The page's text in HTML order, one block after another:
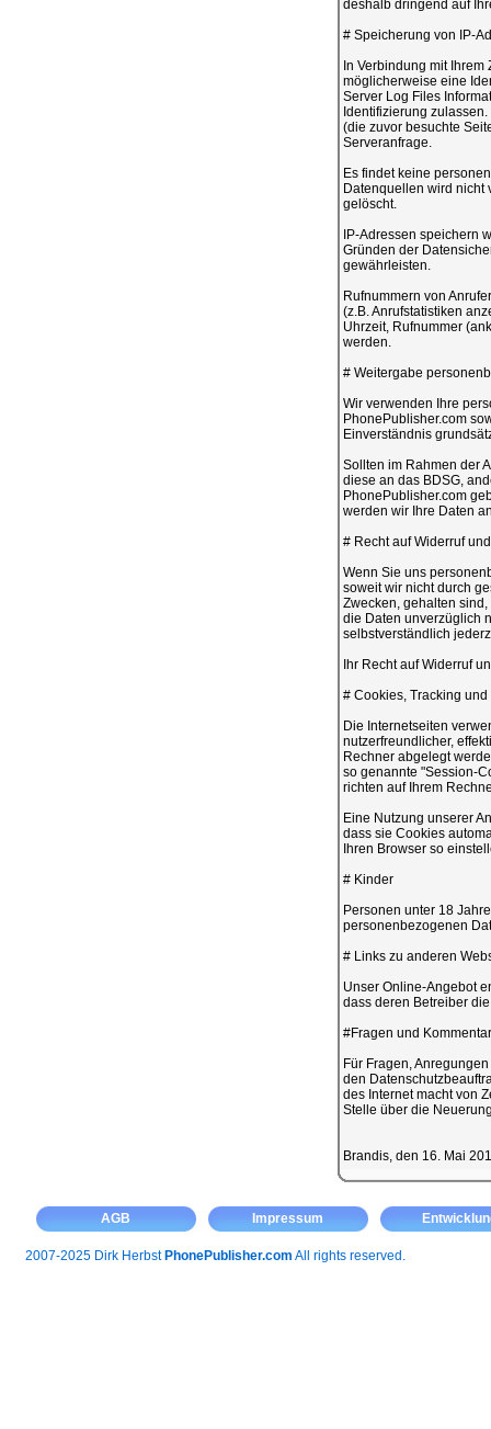
deshalb dringend auf
# Speicherung von IP-
In Verbindung mit
möglicherweise eine
Server Log Files
Identifizierung
(die zuvor besuchte
Serveranfrage.
Es findet keine
Datenquellen wird nicht
gelöscht.
IP-Adressen speichern
Gründen der
gewährleisten.
Rufnummern von
(z.B. Anrufstatistiken
Uhrzeit, Rufnummer
werden.
# Weitergabe
Wir verwenden Ihre
PhonePublisher.com
Einverständnis
Sollten im Rahmen der
diese an das BDSG,
PhonePublisher.com
werden wir Ihre Daten
# Recht auf Widerruf
Wenn Sie uns
soweit wir nicht durch
Zwecken, gehalten
die Daten unverzüglich
selbstverständlich
Ihr Recht auf Widerruf
# Cookies, Tracking
Die Internetseiten
nutzerfreundlicher,
Rechner abgelegt
so genannte "Session-
richten auf Ihrem
Eine Nutzung unserer
dass sie Cookies
Ihren Browser so
# Kinder
Personen unter 18
personenbezogenen
# Links zu anderen
Unser Online-Angebot
dass deren Betreiber
#Fragen und
Für Fragen,
den
des Internet macht von
Stelle über die
Brandis, den 16. Mai
AGB Impressum
2007-2025 Dirk Herbst PhonePublisher.com All rights reserved.